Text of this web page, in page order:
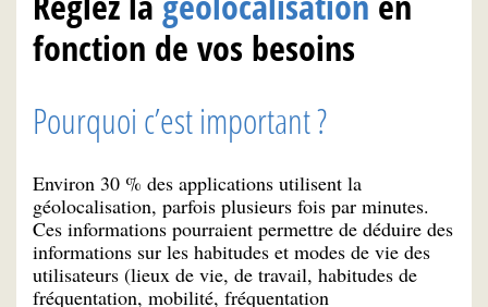
fonction de vos besoins
Pourquoi c’est important ?
Environ 30 % des applications utilisent la
géolocalisation, parfois plusieurs fois par minutes.
Ces informations pourraient permettre de déduire des
informations sur les habitudes et modes de vie des
utilisateurs (lieux de vie, de travail, habitudes de
fréquentation, mobilité, fréquentation